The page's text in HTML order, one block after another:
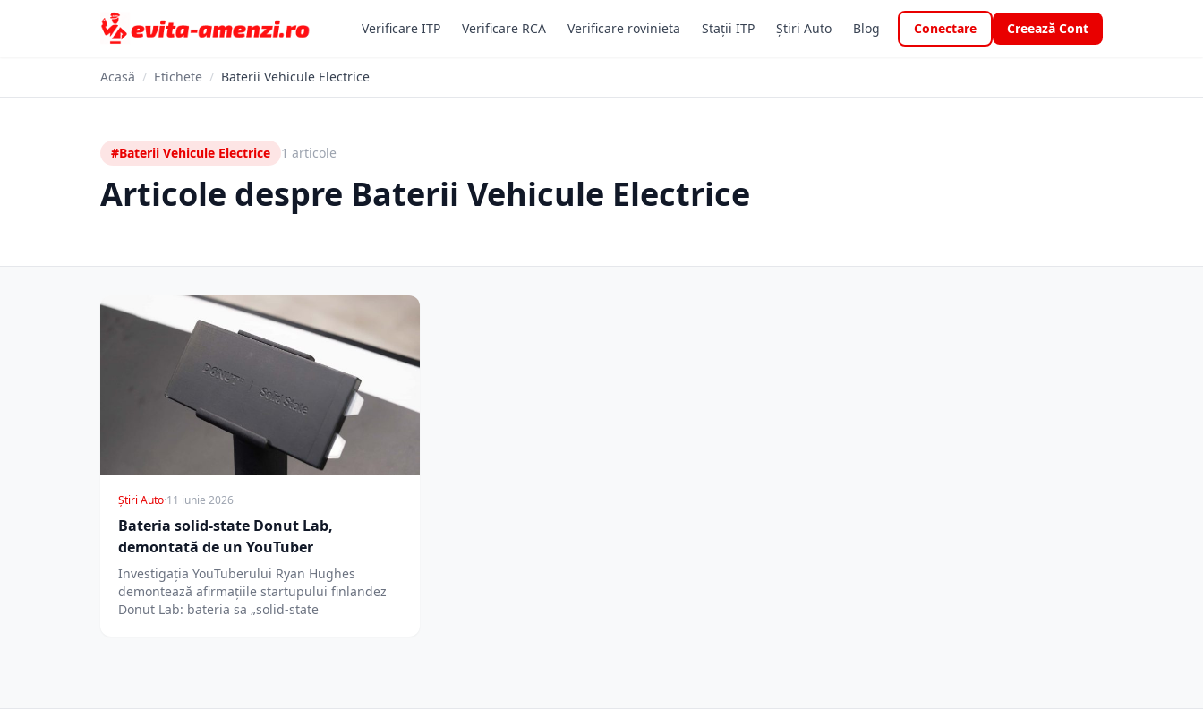
Verificare ITP Verificare RCA Verificare rovinieta Stații ITP Știri Auto Blog Conectare Creează Cont
Acasă / Etichete / Baterii Vehicule Electrice
#Baterii Vehicule Electrice 1 articole
Articole despre Baterii Vehicule Electrice
Știri Auto·11 iunie 2026
Bateria solid-state Donut Lab,
demontată de un YouTuber
Investigația YouTuberului Ryan Hughes
demontează afirmațiile startupului finlandez
Donut Lab: bateria sa „solid-state